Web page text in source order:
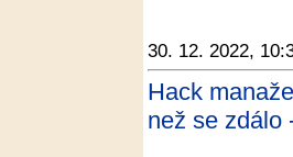
30. 12. 2022,
Hack
než se zdálo